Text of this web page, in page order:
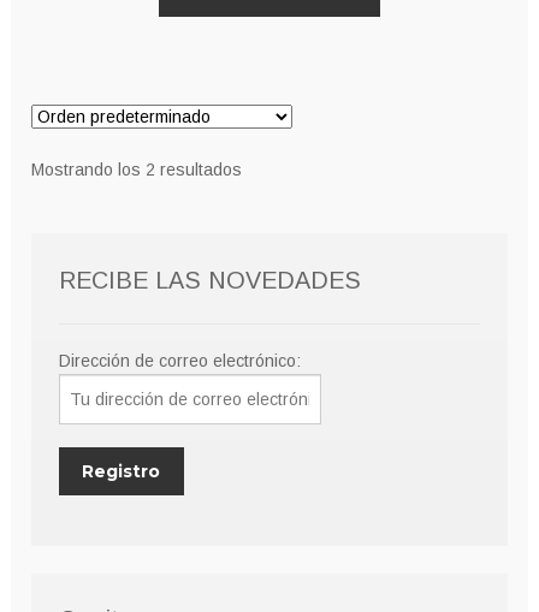
Mostrando los 2 resultados
RECIBE LAS NOVEDADES
Dirección de correo electrónico: